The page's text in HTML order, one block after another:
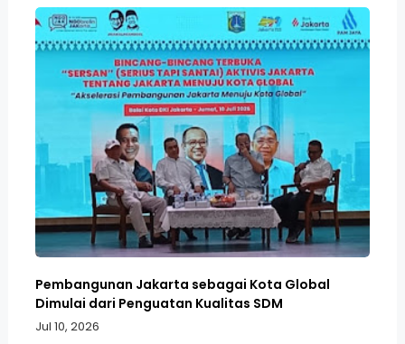
Pembangunan Jakarta sebagai Kota Global
Dimulai dari Penguatan Kualitas SDM
Jul 10, 2026